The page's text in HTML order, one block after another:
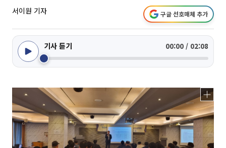
서이원 기자 구글 선호매체 추가
기사 듣기 00:00 / 02:08